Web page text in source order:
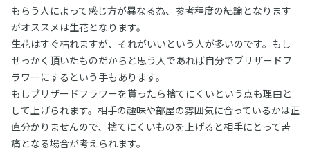
もらう人によって感じ方が異なる為、参考程度の結論となります
がオススメは生花となります。
生花はすぐ枯れますが、それがいいという人が多いのです。もし
せっかく頂いたものだからと思う人であれば自分でブリザードフ
ラワーにするという手もあります。
もしブリザードフラワーを貰ったら捨てにくいという点も理由と
して上げられます。相手の趣味や部屋の雰囲気に合っているかは正
直分かりませんので、捨てにくいものを上げると相手にとって苦
痛となる場合が考えられます。